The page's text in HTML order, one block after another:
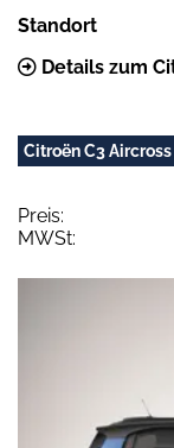
Standort
Details zum
Citroën C3
Preis:
MWSt: